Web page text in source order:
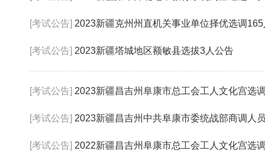
[考试公告] 2023新疆克州州直机关事业单位择优选调
[考试公告] 2023新疆塔城地区额敏县选拔3人公告
[考试公告] 2023新疆昌吉州阜康市总工会工人文化宫选
[考试公告] 2023新疆昌吉州中共阜康市委统战部商调人
[考试公告] 2022新疆昌吉州阜康市总工会工人文化宫选